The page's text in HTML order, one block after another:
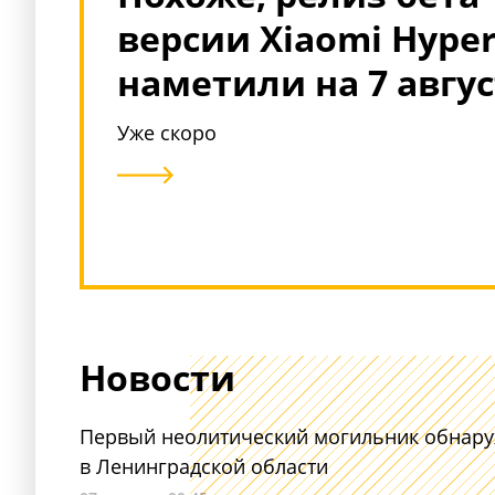
версии Xiaomi
наметили на 7
Уже скоро
Новости
Первый неолитический могильник
в Ленинградской области